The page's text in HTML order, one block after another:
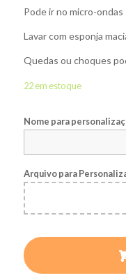
Pode ir no micro-ondas
Lavar com esponja
Quedas ou choques
22 em estoque
Nome para
Arquivo para